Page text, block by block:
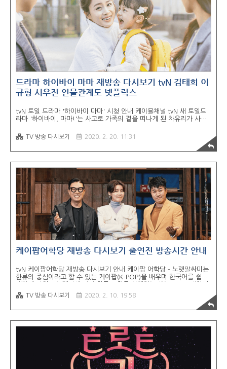
상을 대폭 넓혀서 역대급 스케일을 자랑합니다. 이번 팬텀싱어3는 글로
벌 오디션까지 진행되어 엄청난 실력자들이 기다리고 있습니다. 누가 우
승을 차지하게 될지..
드라마 하이바이 마마 재방송 다시보기 tvN 김태희 이
규형 서우진 인물관계도 넷플릭스
tvN 토일 드라마 '하이바이 마마' 시청 안내 케이블채널 tvN 새 토일드
라마 '하이바이, 마마!'는 사고로 가족의 곁을 떠나게 된 차유리가 사별
서 벌어지는 고스트 엄마의 49일 리얼 환생 스토리입니다. 하이바이 마
마느 tvN 온에어 또는 무료티비 다시보기 사이트를 이용하시기 바랍니
다. 본방송 시청과 재방송 다시보기 정보를 아래에서 확인하실 수 있습
수 있게 되었습니다. 호불호가 있지만 여전한 미모를 과시하는 김태희가
이번 드라마에서는 어떤 연기를 펼칠지도 기대가 됩니다. 그리고 믿고보
는 배우 이규형..
TV 방송 다시보기 2020. 2. 20. 11:31
케이팝어학당 재방송 다시보기 출연진 방송시간 안내
tvN 케이팝어학당 재방송 다시보기 안내 케이팝 어학당 - 노랫말싸미는
한류의 중심이라고 할 수 있는 케이팝(K-POP)을 배우며 한국어를 쉽고
다. 방송시청은 tvN 온에어 와 무료티비 다시보기를 통해 시청하실 수
있습니다. 방송시간 - 2020년 2월 10일부터 매주 월요일 저녁 8시 10
분 출연진 - 장도연, 이상민, 김종민 프로그램 소개 케이팝 처돌이 오국
당 프로그램은 매회 인기 가수들이 일일 강사로 직접 출연하고 케이팝을
좋아하는 10명의 외국인 수강생들을 위해 자신의 노래 강의를 펼칩니
다. 여러 국적의 외국인 출연진은 노래를 통해서 한국 문화를 간접 체험
TV 방송 다시보기 2020. 2. 10. 19:58